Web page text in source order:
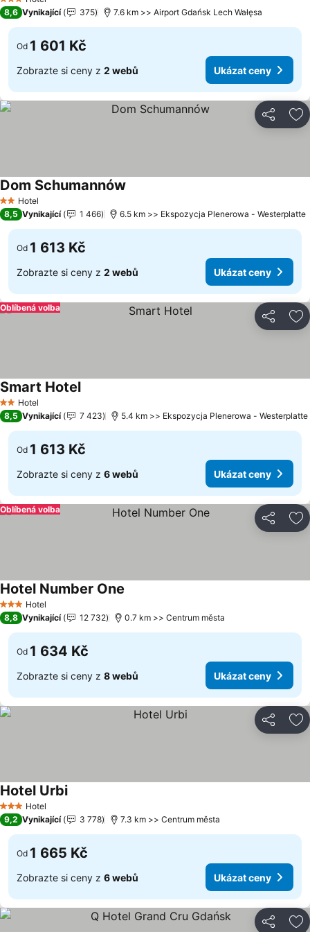
3 Počet hvězdiček
8,6 Vynikající 375 7.6 km >> Airport Gdańsk Lech Wałęsa
Od 1 601 Kč
Zobrazte si ceny z 2 webů Ukázat ceny
Sdílet
2 Počet hvězdiček
Hotel
Dom Schumannów
8,5 Vynikající 1 466 6.5 km >> Ekspozycja Plenerowa - Westerplatte
Od 1 613 Kč
Zobrazte si ceny z 2 webů Ukázat ceny
Sdílet
Oblíbená volba
2 Počet hvězdiček
Hotel
Smart HotelUkázat ceny
8,5 Vynikající 7 423 5.4 km >> Ekspozycja Plenerowa - Westerplatte
Od 1 613 Kč
Zobrazte si ceny z 6 webů Ukázat ceny
Sdílet
Oblíbená volba
3 Počet hvězdiček
Hotel
Hotel Number One
8,8 Vynikající 12 732 0.7 km >> Centrum města
Od 1 634 Kč
Zobrazte si ceny z 8 webů Ukázat ceny
Sdílet
3 Počet hvězdiček
Hotel
Hotel UrbiUkázat ceny
9,2 Vynikající 3 778 7.3 km >> Centrum města
Od 1 665 Kč
Zobrazte si ceny z 6 webů Ukázat ceny
Sdílet